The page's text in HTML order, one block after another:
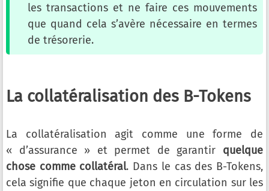
les transactions et ne faire ces mouvements
que quand cela s’avère nécessaire en termes
de trésorerie.
La collatéralisation des B-Tokens
La collatéralisation agit comme une forme de
« d’assurance » et permet de garantir quelque
chose comme collatéral. Dans le cas des B-Tokens,
cela signifie que chaque jeton en circulation sur les